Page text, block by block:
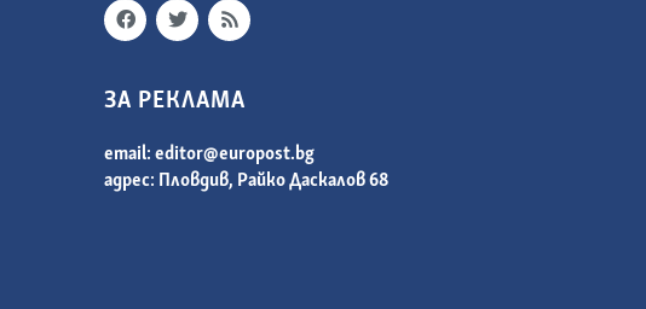
ЗА РЕКЛАМА
email:editor@europost.bg
адрес: Пловдив, Райко Даскалов 68